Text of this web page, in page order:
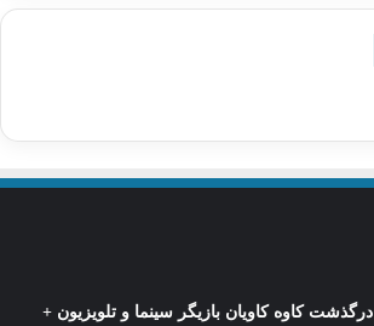
درگذشت کاوه کاویان بازیگر سینما و تلویزیون +